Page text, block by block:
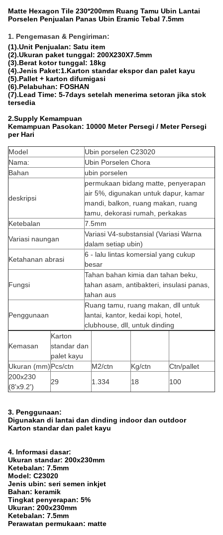
Matte Hexagon Tile 230*200mm Ruang Tamu Ubin Lantai
Porselen Penjualan Panas Ubin Eramic Tebal 7.5mm
1. Pengemasan & Pengiriman:
(1).Unit Penjualan: Satu item
(2).Ukuran paket tunggal: 200X230X7.5mm
(3).Berat kotor tunggal: 18kg
(4).Jenis Paket:1.Karton standar ekspor dan palet kayu
(5).Pallet + karton difumigasi
(6).Pelabuhan: FOSHAN
(7).Lead Time: 5-7days setelah menerima setoran jika stok
tersedia
2.Supply Kemampuan
Kemampuan Pasokan: 10000 Meter Persegi / Meter Persegi
per Hari
Model
Ubin porselen C23020
Nama:
Ubin Porselen Chora
Bahan
ubin porselen
deskripsi
permukaan bidang matte, penyerapan
air 5%, digunakan untuk dapur, kamar
mandi, balkon, ruang makan, ruang
tamu, dekorasi rumah, perkakas
Ketebalan
7.5mm
Variasi naungan
Variasi V4-substansial (Variasi Warna
dalam setiap ubin)
Ketahanan abrasi
6 - lalu lintas komersial yang cukup
besar
Fungsi
Tahan bahan kimia dan tahan beku,
tahan asam, antibakteri, insulasi panas,
tahan aus
Penggunaan
Ruang tamu, ruang makan, dll untuk
lantai, kantor, kedai kopi, hotel,
clubhouse, dll, untuk dinding
Kemasan
Karton
standar dan
palet kayu
Ukuran (mm)Pcs/ctn M2/ctn Kg/ctn
Ctn/pallet
200x230
(8'x9.2')
29 1.334 18 100
3. Penggunaan:
Digunakan di lantai dan dinding indoor dan outdoor
Karton standar dan palet kayu
4. Informasi dasar:
Ukuran standar: 200x230mm
Ketebalan: 7.5mm
Model: C23020
Jenis ubin: seri semen inkjet
Bahan: keramik
Tingkat penyerapan: 5%
Ukuran: 200x230mm
Ketebalan: 7.5mm
Perawatan permukaan: matte